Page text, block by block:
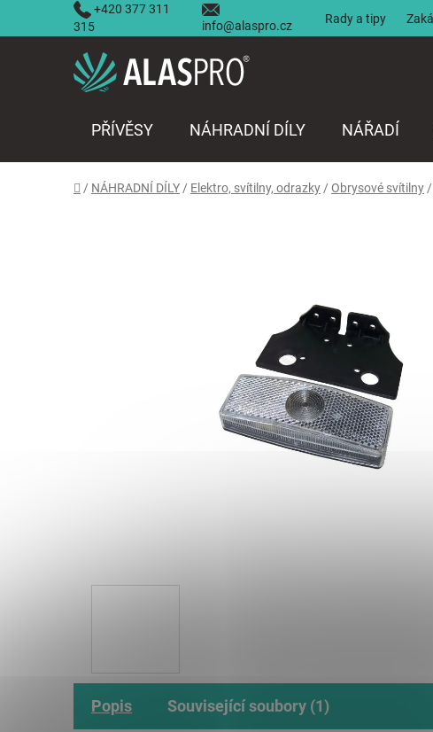
+420 377 311
315
info@alaspro.cz Rady a tipy
PŘÍVĚSY NÁHRADNÍ DÍLY NÁŘADÍ
Domů
/ NÁHRADNÍ DÍLY / Elektro, svítilny, odrazky / Obrysové svítilny /
Popis Související soubory (1)